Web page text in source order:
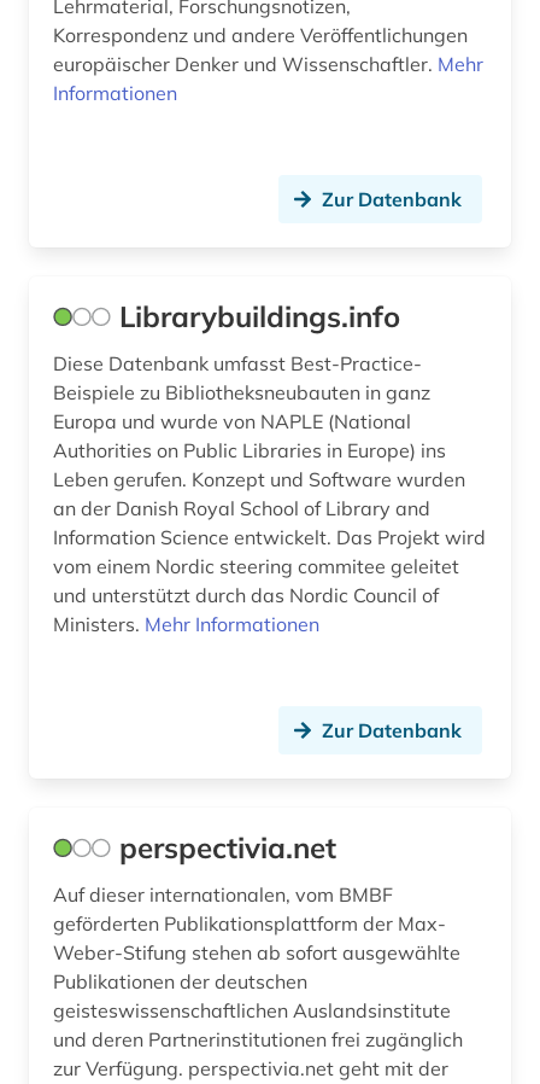
lusitanistik (1)
medienrecht (1)
medienwissenschaft (1)
mediävistik (2)
menschenrecht (1)
menschenrechtsorganisation (1)
menschenrechtspolitik (1)
mittellatein (1)
mittelmeer (1)
museum (1)
musik (1)
märchen (2)
Lehrmaterial, Forschungsnotizen,
Korrespondenz und andere Veröffentlichungen
europäischer Denker und Wissenschaftler. Mehr
Informationen
Zur Datenbank
Librarybuildings.info
Diese Datenbank umfasst Best-Practice-
Beispiele zu Bibliotheksneubauten in ganz
Europa und wurde von NAPLE (National
Authorities on Public Libraries in Europe) ins
Leben gerufen. Konzept und Software wurden
an der Danish Royal School of Library and
Information Science entwickelt. Das Projekt wird
vom einem Nordic steering commitee geleitet
und unterstützt durch das Nordic Council of
Ministers. Mehr Informationen
Zur Datenbank
perspectivia.net
Auf dieser internationalen, vom BMBF
geförderten Publikationsplattform der Max-
Weber-Stifung stehen ab sofort ausgewählte
Publikationen der deutschen
geisteswissenschaftlichen Auslandsinstitute
und deren Partnerinstitutionen frei zugänglich
zur Verfügung. perspectivia.net geht mit der